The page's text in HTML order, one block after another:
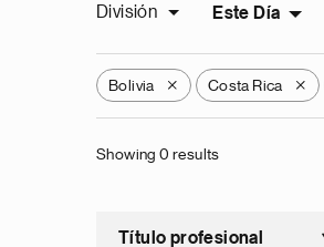
División Este Día
Bolivia X Costa Rica X
Showing 0 results
Título profesional